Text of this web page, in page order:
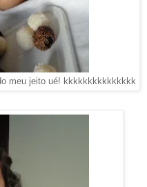
meu jeito ué! kkkkkkkkkkkkkkk